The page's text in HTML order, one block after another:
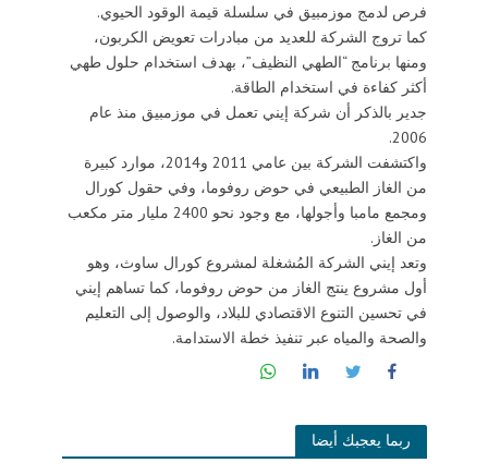
فرص لدمج موزمبيق في سلسلة قيمة الوقود الحيوي.
كما تروج الشركة للعديد من مبادرات تعويض الكربون،
ومنها برنامج “الطهي النظيف”، بهدف استخدام حلول طهي
أكثر كفاءة في استخدام الطاقة.
جدير بالذكر أن شركة إيني تعمل في موزمبيق منذ عام
2006.
واكتشفت الشركة بين عامي 2011 و2014، موارد كبيرة
من الغاز الطبيعي في حوض روفوما، وفي حقول كورال
ومجمع مامبا وأجولها، مع وجود نحو 2400 مليار متر مكعب
من الغاز.
وتعد إيني الشركة المُشغلة لمشروع كورال ساوث، وهو
أول مشروع ينتج الغاز من حوض روفوما، كما تساهم إيني
في تحسين التنوع الاقتصادي للبلاد، والوصول إلى التعليم
والصحة والمياه عبر تنفيذ خطة الاستدامة.
ربما يعجبك أيضا